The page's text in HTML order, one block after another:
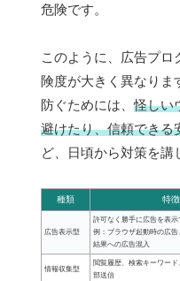
危険です。
このように、広告プ
険度が大きく異なりま
防ぐためには、怪しい
避けたり、信頼できる
ど、日頃から対策を講
種類 特徴
広告表示型
許可なく勝手に広告を表示
例：ブラウザ起動時の広
結果への広告混入
情報収集型
閲覧履歴、検索キーワー
部送信